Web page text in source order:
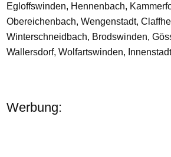
Egloffswinden, Hennenbach,
Obereichenbach, Wengenstadt,
Winterschneidbach, Brodswinden,
Wallersdorf, Wolfartswinden,
Werbung: